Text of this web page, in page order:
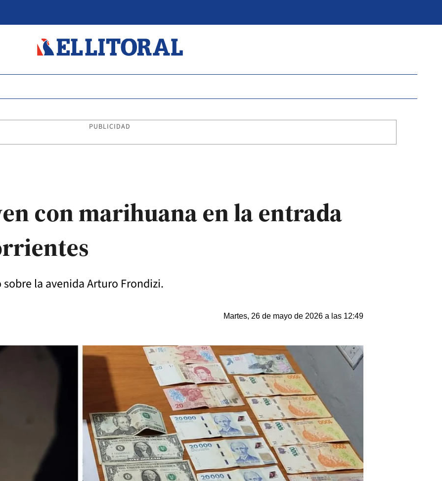
PUBLICIDAD
con marihuana en la entrada
la avenida Arturo Frondizi.
Martes, 26 de mayo de 2026 a las 12:49